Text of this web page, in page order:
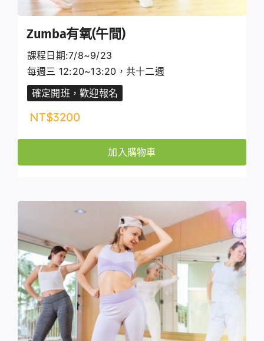
Zumba有氧(午間)
課程日期:7/8~9/23
每週三 12:20~13:20，共十二週
確定開班，歡迎報名
NT$3200
加入購物車